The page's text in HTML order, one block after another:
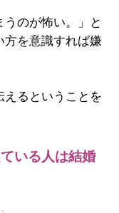
うのが怖い。」と
方を意識すれば嫌
えるということを
いる人は結婚